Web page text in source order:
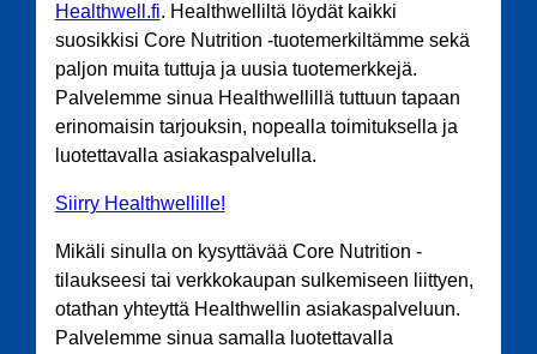
Healthwell.fi. Healthwelliltä löydät kaikki
suosikkisi Core Nutrition -tuotemerkiltämme sekä
paljon muita tuttuja ja uusia tuotemerkkejä.
Palvelemme sinua Healthwellillä tuttuun tapaan
erinomaisin tarjouksin, nopealla toimituksella ja
luotettavalla asiakaspalvelulla.
Siirry Healthwellille!
Mikäli sinulla on kysyttävää Core Nutrition -
tilaukseesi tai verkkokaupan sulkemiseen liittyen,
otathan yhteyttä Healthwellin asiakaspalveluun.
Palvelemme sinua samalla luotettavalla